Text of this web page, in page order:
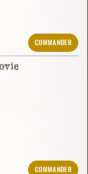
COMMANDER
COMMANDER